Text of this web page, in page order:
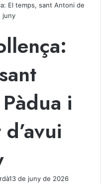
El temps, sant Antoni de
juny
i
13 de juny de 2026